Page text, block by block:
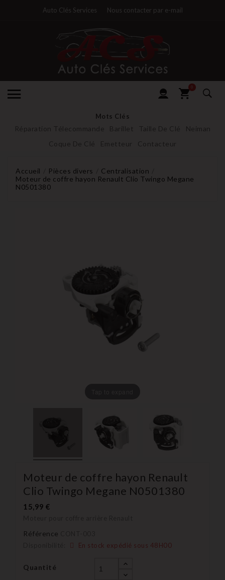
Auto Clés Services Nous contacter par e-mail
0
Mots Clés
Réparation Télecommande Barillet Taille De Clé
Neiman
Coque De Clé
Emetteur Contacteur
Accueil Pièces divers
Centralisation
Moteur de coffre hayon Renault Clio Twingo Megane
N0501380
Moteur de coffre hayon Renault
Clio Twingo Megane N0501380
15,99 €
Référence
En stock expédié sous 48H00
Quantité